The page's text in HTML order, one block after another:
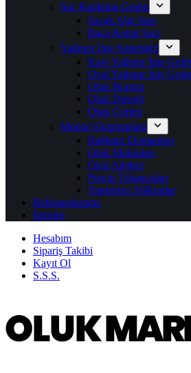
Sac Kaplama Grubu
Saçak Alın Sacı
Baca Kenar Sacı
Yağmur İniş Sistemleri
Kare Yağmur İniş
Oval Yağmur İniş
Oluk Borusu
Oluk Dirseği
Oluk Çörten
Montaj Ekipmanları
Bağlantı Elemanları
Oluk Makasları
Ölçü Aletleri
Perçin Tabancaları
Yapıştırıcı Silikonlar
Referanslarımız
İletişim
Hesabım
Sipariş Takibi
Kayıt Ol
S.S.S.